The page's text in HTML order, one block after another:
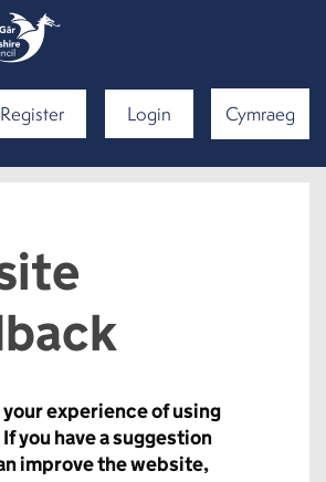
Register Login Cymraeg